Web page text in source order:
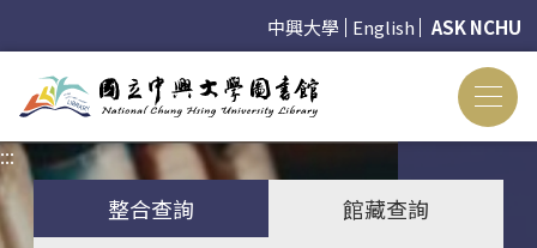
中興大學 English ASK NCHU
:::
整合查詢
館藏查詢